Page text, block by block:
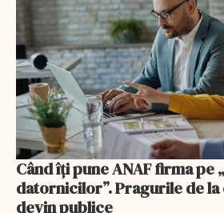
Când îți pune ANAF firma pe
datornicilor”. Pragurile de
devin publice